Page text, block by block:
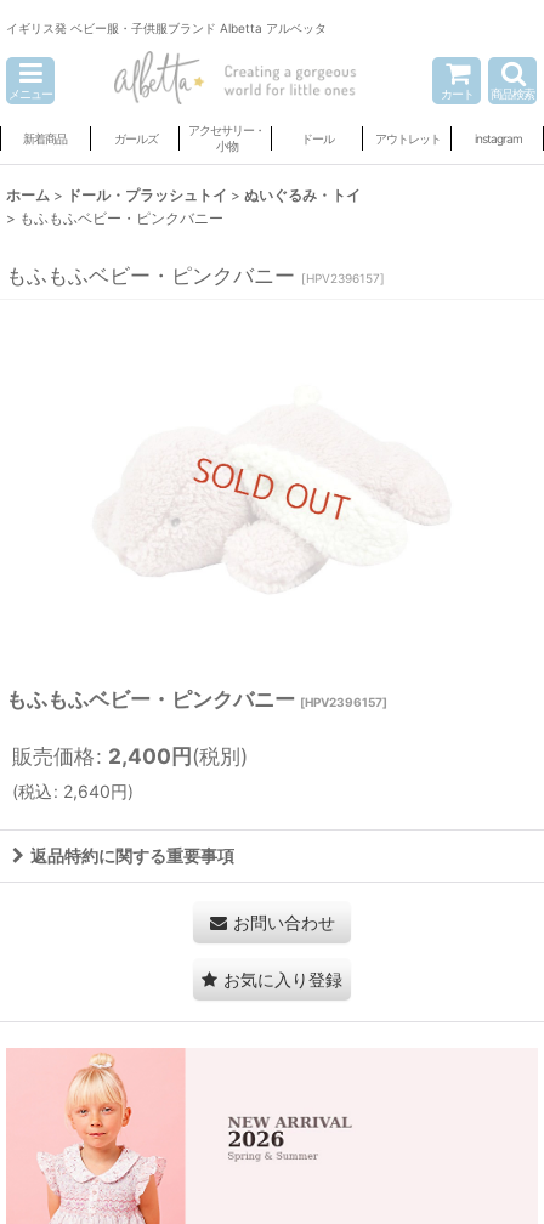
イギリス発 ベビー服・子供服ブランド Albetta アルベッタ
メニュー カート 商品検索
新着商品 ガールズ
アクセサリー・
小物
ドール アウトレット instagram
ホーム > ドール・プラッシュトイ > ぬいぐるみ・トイ
> もふもふベビー・ピンクバニー
もふもふベビー・ピンクバニー [HPV2396157]
もふもふベビー・ピンクバニー [HPV2396157]
販売価格: 2,400円(税別)
(税込: 2,640円)
返品特約に関する重要事項
お問い合わせ
お気に入り登録